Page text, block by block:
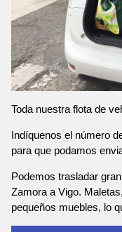
Toda nuestra flota de
Indíquenos el número
para que podamos
Podemos trasladar
Zamora a Vigo.
pequeños muebles, lo